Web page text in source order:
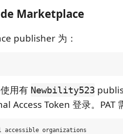
Marketplace
publisher 为：
用有 Newbility523
Access Token 登录。PAT
organizations